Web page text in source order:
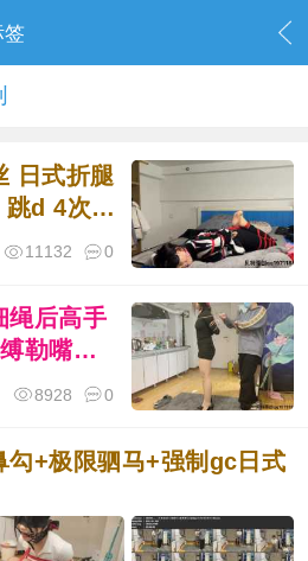
签
日式折腿
d 4次强
0
11132
绳后高手
勒嘴驷
制gc
0
8928
勾+极限驷马+强制gc日式